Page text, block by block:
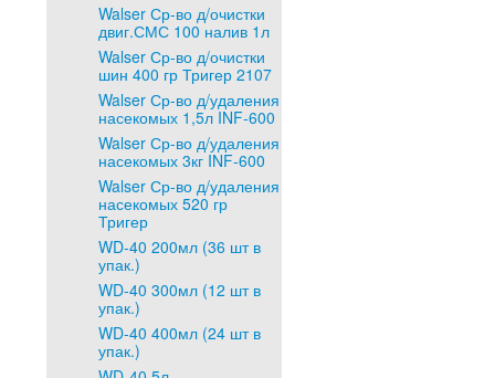
Walser Ср-во д/очистки
двиг.СМС 100 налив 1л
Walser Ср-во д/очистки
шин 400 гр Тригер 2107
Walser Ср-во д/удаления
насекомых 1,5л INF-600
Walser Ср-во д/удаления
насекомых 3кг INF-600
Walser Ср-во д/удаления
насекомых 520 гр
Тригер
WD-40 200мл (36 шт в
упак.)
WD-40 300мл (12 шт в
упак.)
WD-40 400мл (24 шт в
упак.)